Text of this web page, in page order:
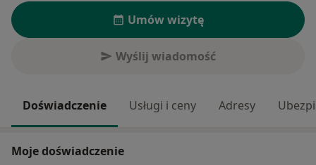
Umów wizytę
Wyślij wiadomość
Doświadczenie Usługi i ceny Adresy
Moje doświadczenie